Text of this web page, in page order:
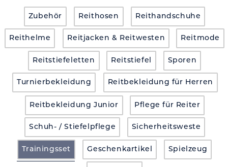
Zubehör Reithosen Reithandschuhe
Reithelme Reitjacken & Reitwesten Reitmode
Reitstiefeletten Reitstiefel Sporen
Turnierbekleidung Reitbekleidung für Herren
Reitbekleidung Junior Pflege für Reiter
Schuh- / Stiefelpflege Sicherheitsweste
Trainingsset Geschenkartikel Spielzeug